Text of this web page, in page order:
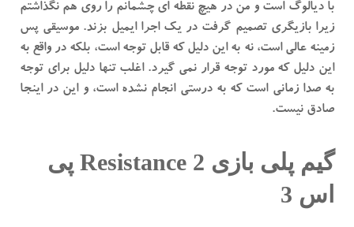
با دیالوگ است و من در هیچ نقطه ای چشمانم را روی هم نگذاشتم
زیرا بازیگری تصمیم گرفت در یک اجرا ایمیل بزند. موسیقی پس
زمینه عالی است، نه به این دلیل که قابل توجه است، بلکه در واقع به
این دلیل که مورد توجه قرار نمی گیرد. اغلب تنها دلیل برای توجه
به صدا زمانی است که به درستی انجام نشده است، و این در اینجا
صادق نیست.
گیم پلی بازی Resistance 2 پی
اس 3